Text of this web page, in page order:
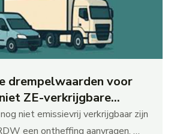
drempelwaarden voor
ZE-verkrijgbare
1 juli 2026
niet emissievrij verkrijgbaar zijn
een ontheffing aanvragen. …